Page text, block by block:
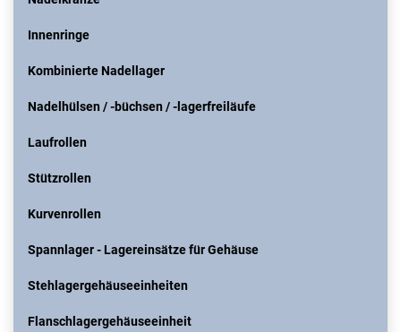
Innenringe
Kombinierte Nadellager
Nadelhülsen / -büchsen / -lagerfreiläufe
Laufrollen
Stützrollen
Kurvenrollen
Spannlager - Lagereinsätze für Gehäuse
Stehlagergehäuseeinheiten
Flanschlagergehäuseeinheit